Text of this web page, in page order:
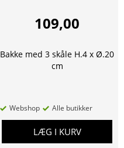
109,00
Bakke med 3 skåle H.4 x Ø.20
cm
Webshop Alle butikker
LÆG I KURV